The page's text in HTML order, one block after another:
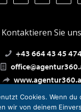
Kontaktieren Sie
+43 664 43 45
Cookies. Wenn
wir von deinem